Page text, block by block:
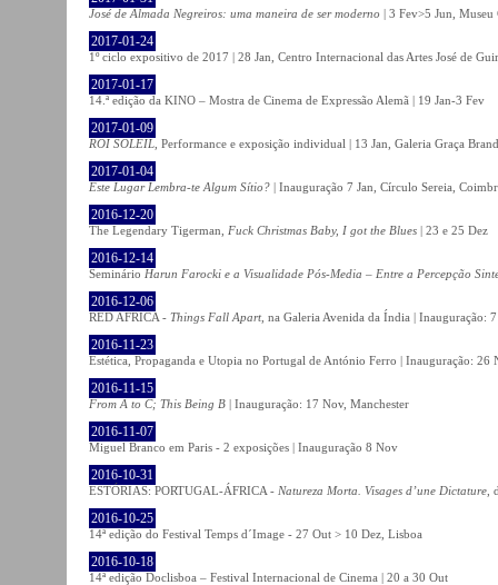
José de Almada Negreiros: uma maneira de ser moderno | 3 Fev>5 Jun,
2017-01-24
1º ciclo expositivo de 2017 | 28 Jan, Centro Internacional das Artes José de
2017-01-17
14.ª edição da KINO – Mostra de Cinema de Expressão Alemã | 19 Jan-3 Fev
2017-01-09
ROI SOLEIL , Performance e exposição individual | 13 Jan, Galeria Graça
2017-01-04
Este Lugar Lembra-te Algum Sítio? | Inauguração 7 Jan, Círculo Sereia,
2016-12-20
The Legendary Tigerman, Fuck Christmas Baby, I got the Blues | 23 e 25 Dez
2016-12-14
Seminário Harun Farocki e a Visualidade Pós-Media – Entre a Percepção
2016-12-06
RED AFRICA - Things Fall Apart , na Galeria Avenida da Índia | Inauguração:
2016-11-23
Estética, Propaganda e Utopia no Portugal de António Ferro | Inauguração: 26
2016-11-15
From A to C; This Being B | Inauguração: 17 Nov, Manchester
2016-11-07
Miguel Branco em Paris - 2 exposições | Inauguração 8 Nov
2016-10-31
ESTÓRIAS: PORTUGAL-ÁFRICA - Natureza Morta. Visages d’une Dictature
2016-10-25
14ª edição do Festival Temps d´Image - 27 Out > 10 Dez, Lisboa
2016-10-18
14ª edição Doclisboa – Festival Internacional de Cinema | 20 a 30 Out